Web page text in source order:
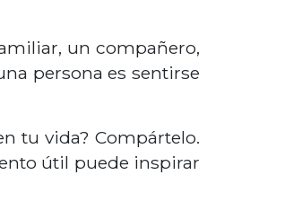
un compañero,
persona es sentirse
tu vida? Compártelo.
útil puede inspirar